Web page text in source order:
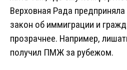
Верховная Рада
закон об иммиграции и
прозрачнее. Например,
получил ПМЖ за рубежом.